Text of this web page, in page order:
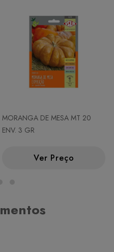
MORANGA DE MESA MT 20
ENV. 3 GR
Ver Preço